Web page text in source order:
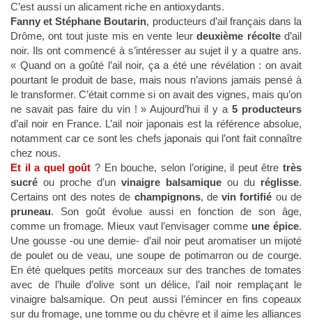
C’est aussi un alicament riche en antioxydants.
Fanny et Stéphane Boutarin, producteurs d’ail français dans la
Drôme, ont tout juste mis en vente leurdeuxième récolted’ail
noir. Ils ont commencé à s’intéresser au sujet il y a quatre ans.
« Quand on a goûté l’ail noir, ça a été une révélation : on avait
pourtant le produit de base, mais nous n’avions jamais pensé à
le transformer. C’était comme si on avait des vignes, mais qu’on
ne savait pas faire du vin ! » Aujourd’hui il y a5 producteurs
d’ail noir en France. L’ail noir japonais est la référence absolue,
notamment car ce sont les chefs japonais qui l’ont fait connaître
chez nous.
Et il a quel goût ? En bouche, selon l’origine, il peut êtretrès
sucré ou proche d’un vinaigre balsamique ou du réglisse.
Certains ont des notes de champignons, devin fortifié ou de
pruneau. Son goût évolue aussi en fonction de son âge,
comme un fromage. Mieux vaut l’envisager comme une épice.
Une gousse -ou une demie- d’ail noir peut aromatiser un mijoté
de poulet ou de veau, une soupe de potimarron ou de courge.
En été quelques petits morceaux sur des tranches de tomates
avec de l’huile d’olive sont un délice, l’ail noir remplaçant le
vinaigre balsamique. On peut aussi l’émincer en fins copeaux
sur du fromage, une tomme ou du chèvre et il aime les alliances